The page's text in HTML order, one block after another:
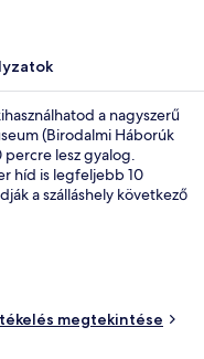
a nagyszerű
(Birodalmi Háborúk
percre lesz gyalog.
híd is legfeljebb 10
a szálláshely következő
Lambeth North
pedig 10 perc
megtekintése